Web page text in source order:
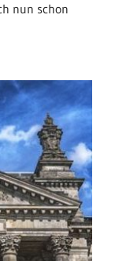
nun schon